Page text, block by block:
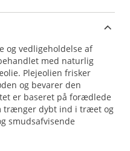
og vedligeholdelse af
med naturlig
Plejeolien frisker
og bevarer den
er baseret på forædlede
trænger dybt ind i træet og
smudsafvisende